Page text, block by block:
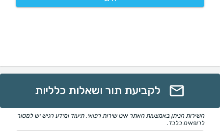
לקביעת תור ושאלות כלליות
השירות הניתן באמצעות האתר אינו שירות רפואי. תיעוד ומידע רגיש יש למסור
לרופאים בלבד.